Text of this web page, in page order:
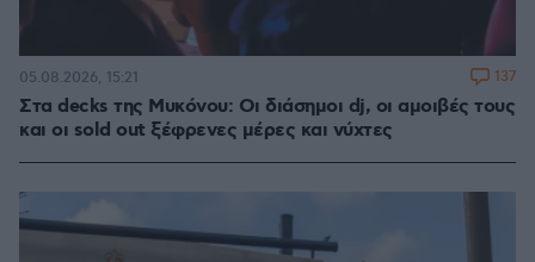
Στα decks της Μυκόνου: Οι διάσημοι dj, οι αμοιβές τους
και οι sold out ξέφρενες μέρες και νύχτες
05.08.2026, 15:21 137